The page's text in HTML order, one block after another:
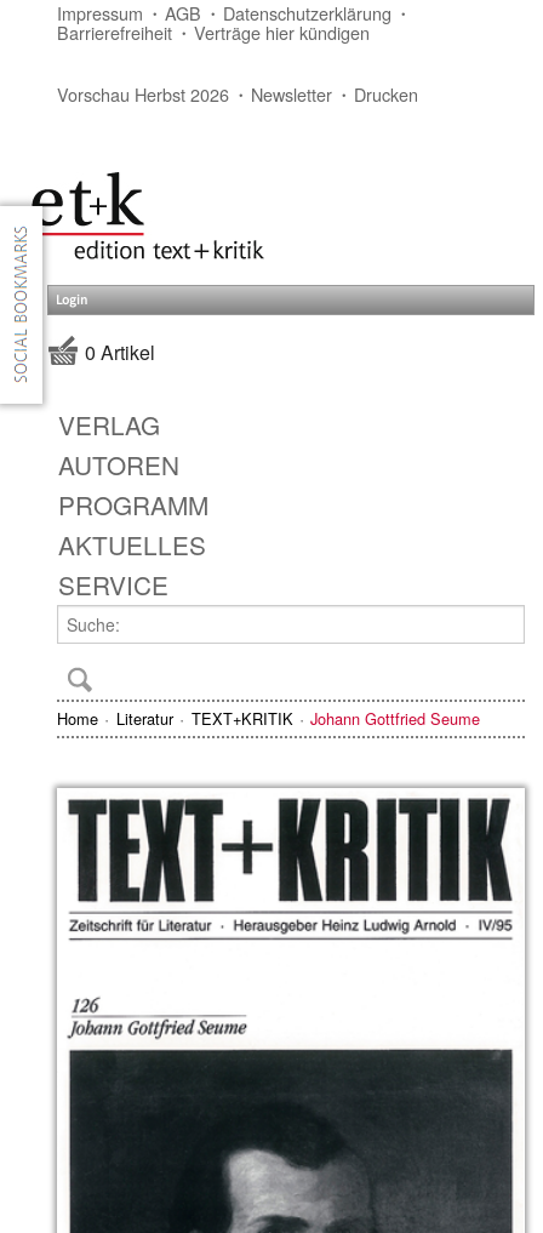
Impressum AGB Datenschutzerklärung
Barrierefreiheit Verträge hier kündigen
Vorschau Herbst 2026 Newsletter Drucken
Login
0 Artikel
VERLAG
AUTOREN
PROGRAMM
AKTUELLES
SERVICE
Home Literatur TEXT+KRITIK Johann Gottfried Seume